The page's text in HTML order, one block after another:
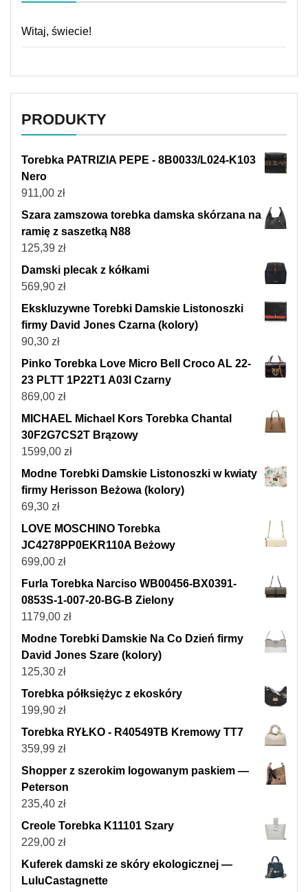
Witaj, świecie!
PRODUKTY
Torebka PATRIZIA PEPE - 8B0033/L024-K103
Nero
911,00 zł
Szara zamszowa torebka damska skórzana na
ramię z saszetką N88
125,39 zł
Damski plecak z kółkami
569,90 zł
Ekskluzywne Torebki Damskie Listonoszki
firmy David Jones Czarna (kolory)
90,30 zł
Pinko Torebka Love Micro Bell Croco AL 22-
23 PLTT 1P22T1 A03I Czarny
869,00 zł
MICHAEL Michael Kors Torebka Chantal
30F2G7CS2T Brązowy
1599,00 zł
Modne Torebki Damskie Listonoszki w kwiaty
firmy Herisson Beżowa (kolory)
69,30 zł
LOVE MOSCHINO Torebka
JC4278PP0EKR110A Beżowy
699,00 zł
Furla Torebka Narciso WB00456-BX0391-
0853S-1-007-20-BG-B Zielony
1179,00 zł
Modne Torebki Damskie Na Co Dzień firmy
David Jones Szare (kolory)
125,30 zł
Torebka półksiężyc z ekoskóry
199,90 zł
Torebka RYŁKO - R40549TB Kremowy TT7
359,99 zł
Shopper z szerokim logowanym paskiem —
Peterson
235,40 zł
Creole Torebka K11101 Szary
229,00 zł
Kuferek damski ze skóry ekologicznej —
LuluCastagnette